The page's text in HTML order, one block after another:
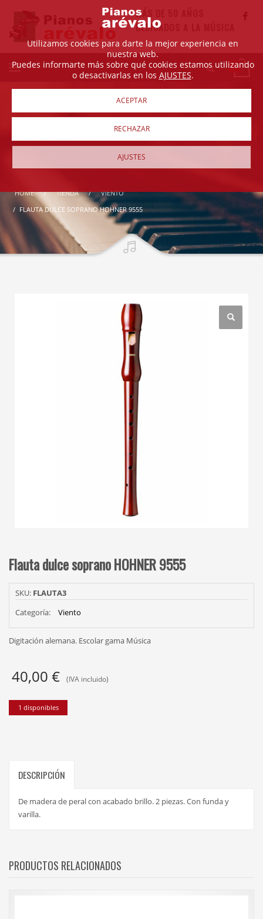
MÁS DE 50 AÑOS
DEDICADOS A LA MÚSICA
HOME TIENDA
VIENTO
FLAUTA DULCE SOPRANO HOHNER 9555
Flauta dulce soprano HOHNER 9555
SKU: FLAUTA3
Categoría:
Viento
Digitación alemana. Escolar gama Música
40,00 € (IVA incluido)
1 disponibles
DESCRIPCIÓN
De madera de peral con acabado brillo. 2 piezas. Con funda y
varilla.
PRODUCTOS RELACIONADOS
Utilizamos cookies para darte la mejor experiencia en
nuestra web.
Puedes informarte más sobre qué cookies estamos utilizando
o desactivarlas en los AJUSTES.
ACEPTAR
RECHAZAR
AJUSTES